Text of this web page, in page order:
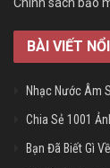
BÀI VIẾT
Nhạc Nước Âm
Chia Sẻ 1001
Bạn Đã Biết Gì